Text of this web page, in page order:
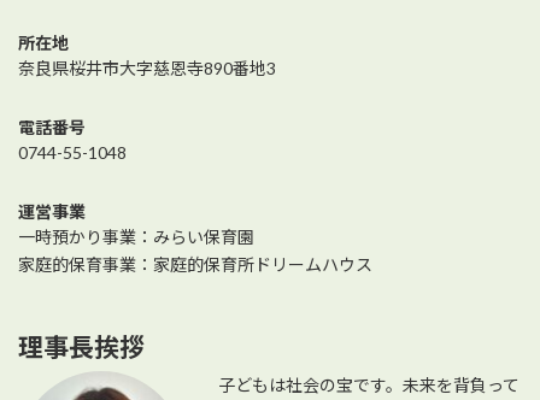
所在地
奈良県桜井市大字慈恩寺890番地3
電話番号
0744-55-1048
運営事業
一時預かり事業：みらい保育園
家庭的保育事業：家庭的保育所ドリームハウス
理事長挨拶
子どもは社会の宝です。未来を背負って